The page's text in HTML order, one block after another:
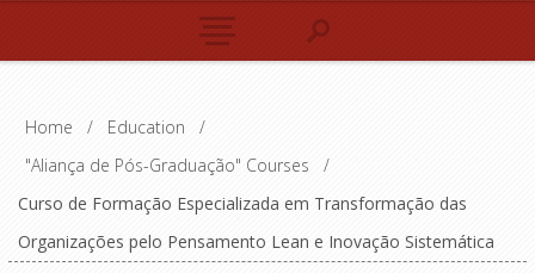
Home / Education
/
"Aliança de Pós-Graduação" Courses
/
Curso de Formação Especializada em Transformação das
Organizações pelo Pensamento Lean e Inovação Sistemática